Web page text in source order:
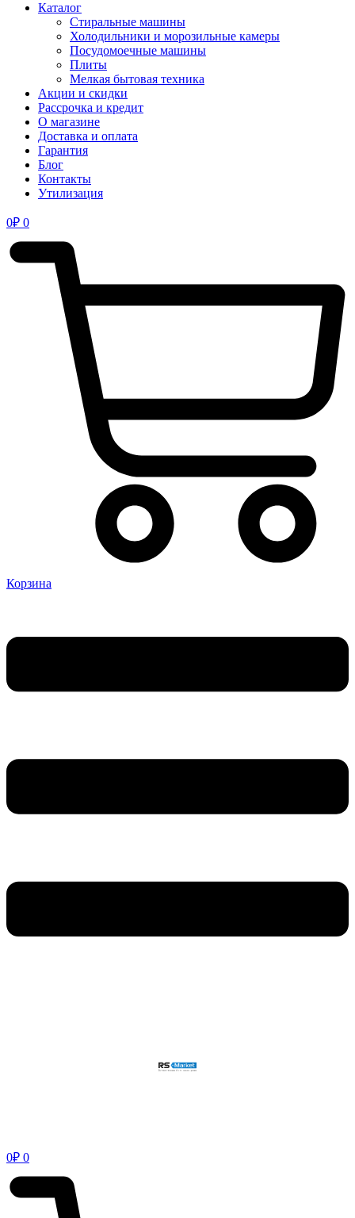
Каталог
Стиральные машины
Холодильники и морозильные камеры
Посудомоечные машины
Плиты
Мелкая бытовая техника
Акции и скидки
Рассрочка и кредит
О магазине
Доставка и оплата
Гарантия
Блог
Контакты
Утилизация
0₽ 0
Корзина
0₽ 0